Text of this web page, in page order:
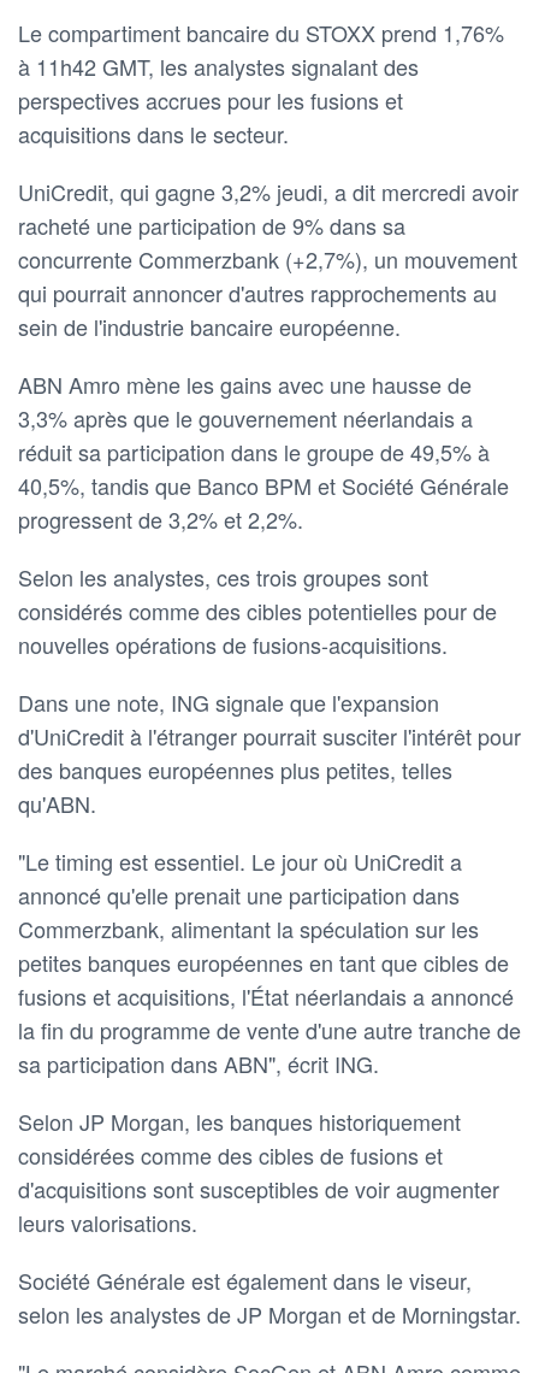
Le compartiment bancaire du STOXX prend 1,76%
à 11h42 GMT, les analystes signalant des
perspectives accrues pour les fusions et
acquisitions dans le secteur.
UniCredit, qui gagne 3,2% jeudi, a dit mercredi avoir
racheté une participation de 9% dans sa
concurrente Commerzbank (+2,7%), un mouvement
qui pourrait annoncer d'autres rapprochements au
sein de l'industrie bancaire européenne.
ABN Amro mène les gains avec une hausse de
3,3% après que le gouvernement néerlandais a
réduit sa participation dans le groupe de 49,5% à
40,5%, tandis que Banco BPM et Société Générale
progressent de 3,2% et 2,2%.
Selon les analystes, ces trois groupes sont
considérés comme des cibles potentielles pour de
nouvelles opérations de fusions-acquisitions.
Dans une note, ING signale que l'expansion
d'UniCredit à l'étranger pourrait susciter l'intérêt pour
des banques européennes plus petites, telles
qu'ABN.
"Le timing est essentiel. Le jour où UniCredit a
annoncé qu'elle prenait une participation dans
Commerzbank, alimentant la spéculation sur les
petites banques européennes en tant que cibles de
fusions et acquisitions, l'État néerlandais a annoncé
la fin du programme de vente d'une autre tranche de
sa participation dans ABN", écrit ING.
Selon JP Morgan, les banques historiquement
considérées comme des cibles de fusions et
d'acquisitions sont susceptibles de voir augmenter
leurs valorisations.
Société Générale est également dans le viseur,
selon les analystes de JP Morgan et de Morningstar.